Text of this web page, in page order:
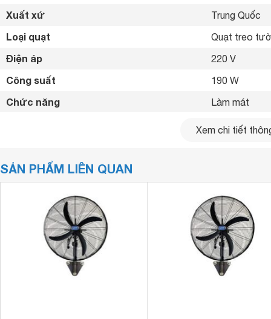
Xuất xứ Trung Quốc
Loại quạt Quạt treo
Điện áp 220 V
Công suất 190 W
Chức năng Làm mát
4 cánh
Tốc độ gió
Xem chi tiết
SẢN PHẨM LIÊN QUAN